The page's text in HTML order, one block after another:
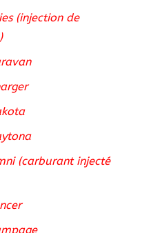
(injection de
(carburant injecté